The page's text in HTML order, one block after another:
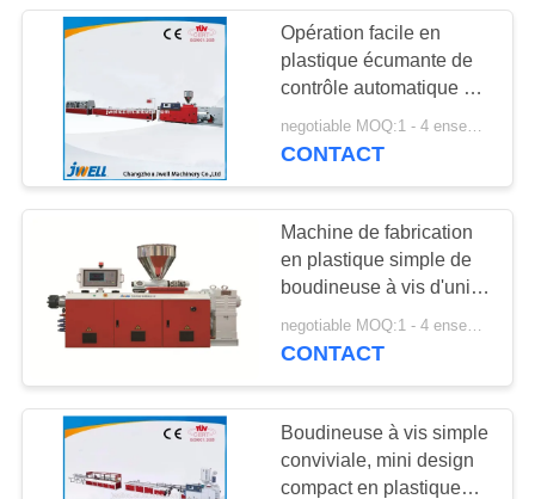
DEMANDEZ
UNE
CITATION
PLAN
SITE
POLICY
Ligne décorative
d'intérieur
d'extrusion de
matériaux
39
Ligne d'Extrusion de
feuille
Opération facile en
plastique écumante de
contrôle automatique de
machine d'extrusion
CONTACT
Machine de fabrication
en plastique simple de
boudineuse à vis d'unité
centrale de PE de PVC
de Jwell
negotiable MOQ:1 - 4 ensembles
CONTACT
Boudineuse à vis simple
conviviale, mini design
compact en plastique